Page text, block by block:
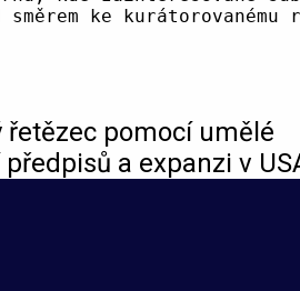
pomocí umělé
a expanzi v